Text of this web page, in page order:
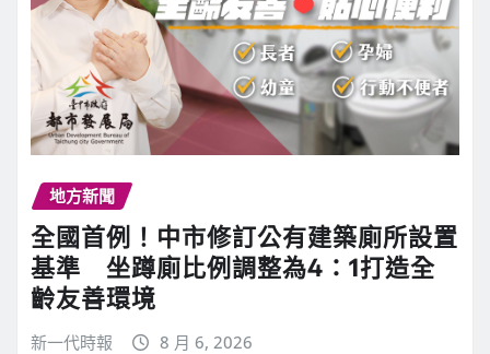
地方新聞
全國首例！中市修訂公有建築廁所設置
基準 坐蹲廁比例調整為4：1打造全
齡友善環境
新一代時報 8 月 6, 2026